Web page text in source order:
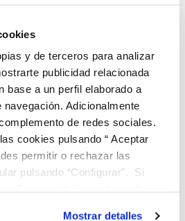
y de terceros para analizar
publicidad relacionada
base a un perfil elaborado a
Adicionalmente
de redes sociales.
cookies pulsando “ Aceptar
permitir o rechazar las
pulsando “Configurar”. Si
Mostrar detalles
Atención al Cliente del